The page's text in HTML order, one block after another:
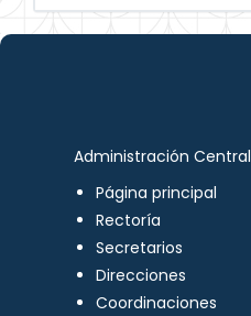
Administración Central
Página principal
Rectoría
Secretarios
Direcciones
Coordinaciones